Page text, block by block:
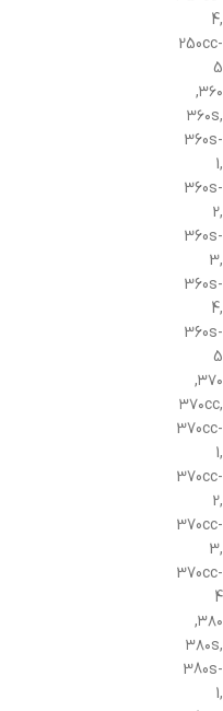
4,
250cc-
5
۳۶۰,
۳۶۰s,
360s-
1,
360s-
2,
360s-
3,
360s-
4,
360s-
5
۳۷۰,
۳۷۰cc,
370cc-
1,
370cc-
2,
370cc-
3,
370cc-
4
۳۸۰,
۳۸۰s,
380s-
1,